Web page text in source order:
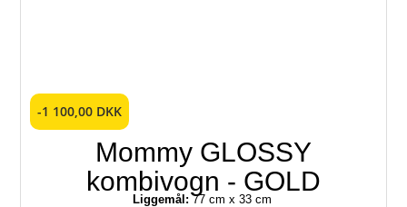
-1 100,00 DKK
Mommy GLOSSY
kombivogn - GOLD
Liggemål:77 cm x 33 cm